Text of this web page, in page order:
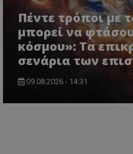
Πέντε τρόποι με
μπορεί να
κόσμου»: Τα
σενάρια των
09.08.2026 - 14:31